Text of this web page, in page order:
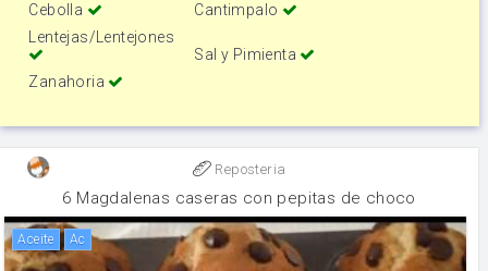
Cebolla
Cantimpalo
Lentejas/Lentejones
Sal y Pimienta
Zanahoria
Reposteria
6 Magdalenas caseras con pepitas de choco
aceite ac